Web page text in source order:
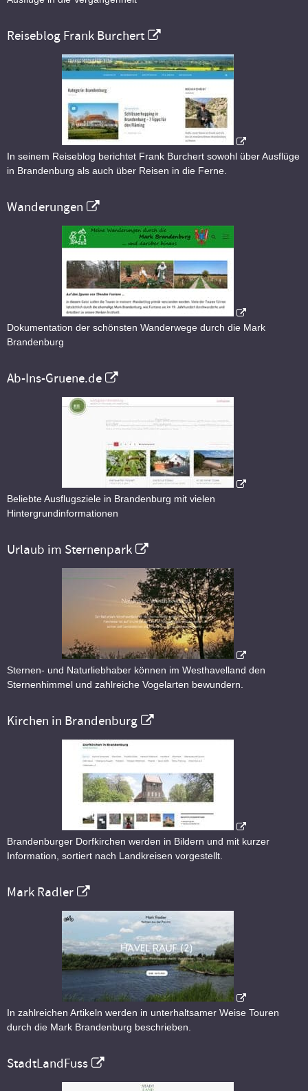
Reiseblog Frank Burchert
In seinem Reiseblog berichtet Frank Burchert sowohl über Ausflüge
in Brandenburg als auch über Reisen in die Ferne.
Wanderungen
Dokumentation der schönsten Wanderwege durch die Mark
Brandenburg
Ab-Ins-Gruene.de
Beliebte Ausflugsziele in Brandenburg mit vielen
Hintergrundinformationen
Urlaub im Sternenpark
Sternen- und Naturliebhaber können im Westhavelland den
Sternenhimmel und zahlreiche Vogelarten bewundern.
Kirchen in Brandenburg
Brandenburger Dorfkirchen werden in Bildern und mit kurzer
Information, sortiert nach Landkreisen vorgestellt.
Mark Radler
In zahlreichen Artikeln werden in unterhaltsamer Weise Touren
durch die Mark Brandenburg beschrieben.
StadtLandFuss